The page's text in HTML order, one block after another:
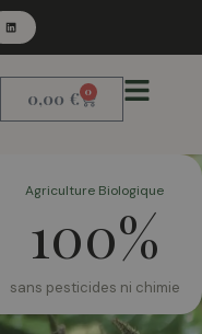
0,00 € 0
Agriculture Biologique
100%
sans pesticides ni chimie